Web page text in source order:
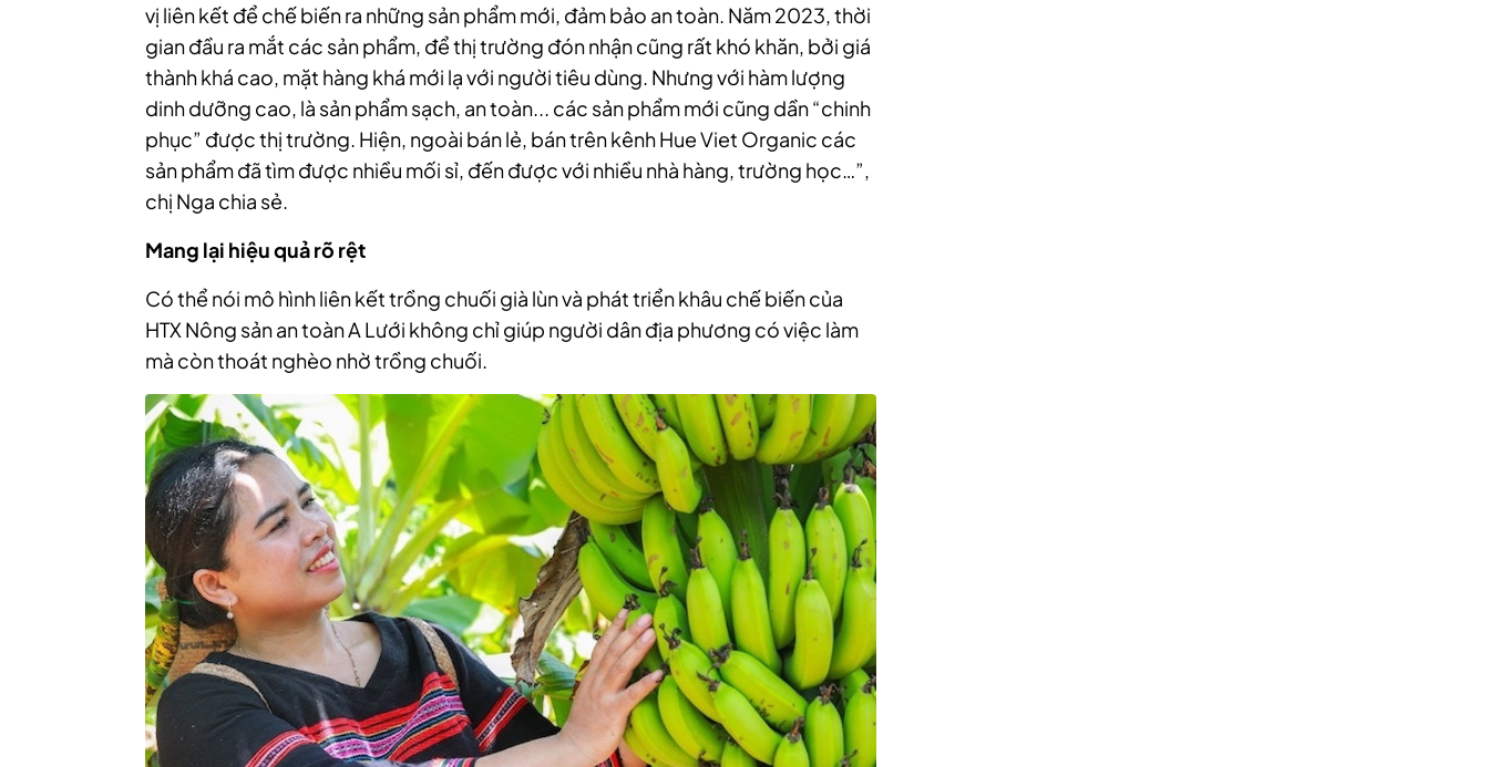
vị liên kết để chế biến ra những sản phẩm mới, đảm bảo an toàn. Năm 2023, thời
gian đầu ra mắt các sản phẩm, để thị trường đón nhận cũng rất khó khăn, bởi giá
thành khá cao, mặt hàng khá mới lạ với người tiêu dùng. Nhưng với hàm lượng
dinh dưỡng cao, là sản phẩm sạch, an toàn... các sản phẩm mới cũng dần “chinh
phục” được thị trường. Hiện, ngoài bán lẻ, bán trên kênh Hue Viet Organic các
sản phẩm đã tìm được nhiều mối sỉ, đến được với nhiều nhà hàng, trường học…”,
chị Nga chia sẻ.
Mang lại hiệu quả rõ rệt
Có thể nói mô hình liên kết trồng chuối già lùn và phát triển khâu chế biến của
HTX Nông sản an toàn A Lưới không chỉ giúp người dân địa phương có việc làm
mà còn thoát nghèo nhờ trồng chuối.